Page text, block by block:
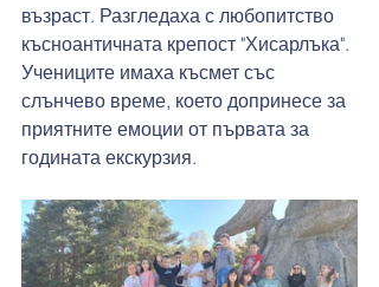
възраст. Разгледаха с любопитство
късноантичната крепост "Хисарлъка".
Учениците имаха късмет със
слънчево време, което допринесе за
приятните емоции от първата за
годината екскурзия.